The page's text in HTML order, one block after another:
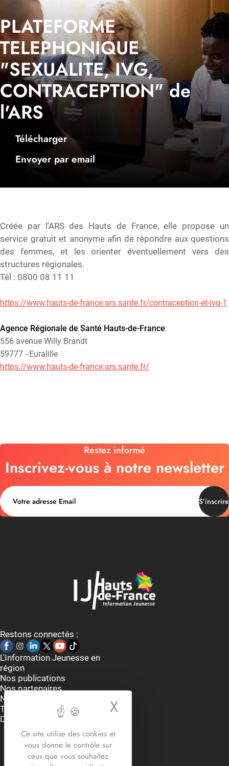
Ce site utilise des cookies et
vous donne le contrôle sur
ceux que vous souhaitez
X
PLATEFORME
TELEPHONIQUE
"SEXUALITE, IVG,
CONTRACEPTION" de
l'ARS
Télécharger
Envoyer par email
Créée par l'ARS des Hauts de France, elle propose un
service gratuit et anonyme afin de répondre aux questions
des femmes, et les orienter éventuellement vers des
structures régionales.
Tél : 0800 08 11 11
https://www.hauts-de-france.ars.sante.fr/contraception-et-ivg-1
Agence Régionale de Santé Hauts-de-France:
556 avenue Willy Brandt
59777 - Euralille
https://www.hauts-de-france.ars.sante.fr/
Restez informé
Inscrivez-vous à notre newsletter
S’inscrire
Restons connectés :
L'Information Jeunesse en
région
Nos publications
Nos partenaires
Nous contacter
Thématiques
Dispositifs et aides
Accueil du lundi au vendredi
9h-12h30 / 13h30 -17h30
2 rue Edouard Delesalle
59800 Lille